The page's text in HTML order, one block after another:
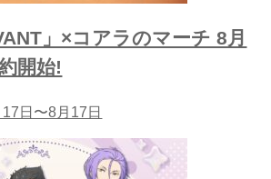
」×コアラのマーチ 8月
開始!
日〜8月17日